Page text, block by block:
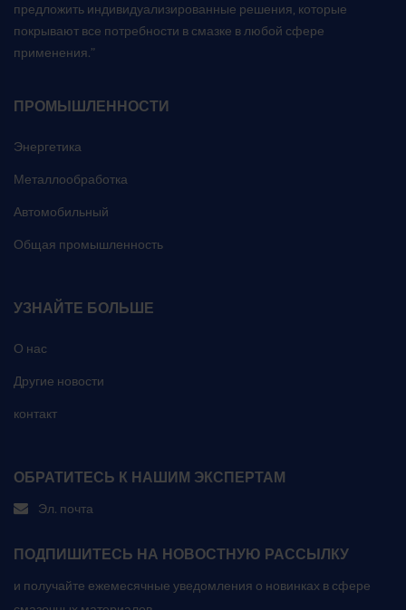
предложить индивидуализированные решения, которые
покрывают все потребности в смазке в любой сфере
применения.”
ПРОМЫШЛЕННОСТИ
Энергетика
Металлообработка
Автомобильный
Общая промышленность
УЗНАЙТЕ БОЛЬШЕ
О нас
Другие новости
контакт
ОБРАТИТЕСЬ К НАШИМ ЭКСПЕРТАМ
Эл. почта
ПОДПИШИТЕСЬ НА НОВОСТНУЮ РАССЫЛКУ
и получайте ежемесячные уведомления о новинках в сфере